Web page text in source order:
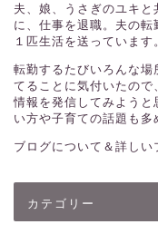
夫、娘、うさぎのユキ
に、仕事を退職。夫の
１匹生活を送っています
転勤するたびいろんな
てることに気付いたの
情報を発信してみよう
い方や子育ての話題も多
ブログについて＆詳しい
カテゴリー